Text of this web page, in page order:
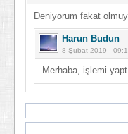
Deniyorum fakat
Harun Budun
8 Şubat 2019 -
Merhaba, işlemi